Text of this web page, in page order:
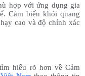
hợp với ứng dụng gia
Cảm biến khói quang
cao và độ chính xác
hiểu rõ hơn về Cảm